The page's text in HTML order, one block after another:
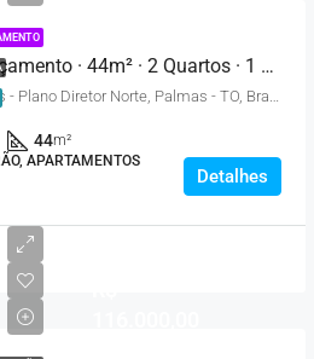
Apartamento lançamento · 44m² · 2 Quartos · 1 Vaga – Palmas
Alameda das Aroeiras - Plano Diretor Norte, Palmas - TO, Brasil
44m²
APARTAMENTOS
Detalhes